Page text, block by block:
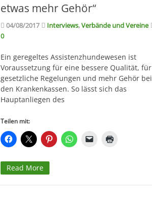
etwas mehr Gehör“
04/08/2017 Interviews,Verbände und Vereine
0
Ein geregeltes Assistenzhundewesen ist
Voraussetzung für eine bessere Qualität, für
gesetzliche Regelungen und mehr Gehör bei
den Krankenkassen. So lässt sich das
Hauptanliegen des
Teilen mit:
Read More